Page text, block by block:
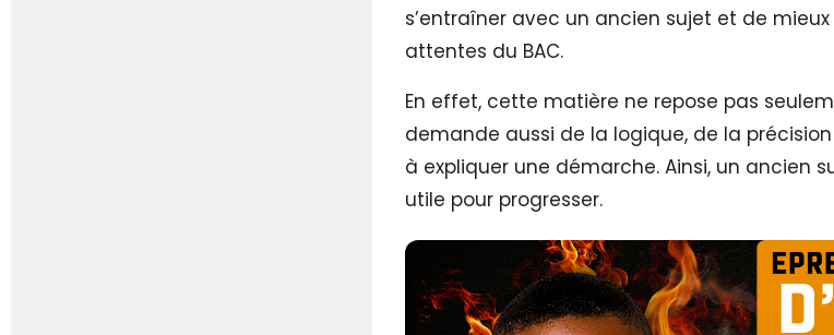
s’entraîner avec un ancien sujet et de
attentes du BAC.
En effet, cette matière ne repose pas
demande aussi de la logique, de la
à expliquer une démarche. Ainsi, un ancien
utile pour progresser.